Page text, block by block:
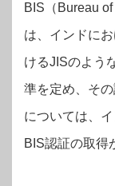
BIS（Bureau
は、インドに
けるJISのよう
準を定め、そ
については、
BIS認証の取得